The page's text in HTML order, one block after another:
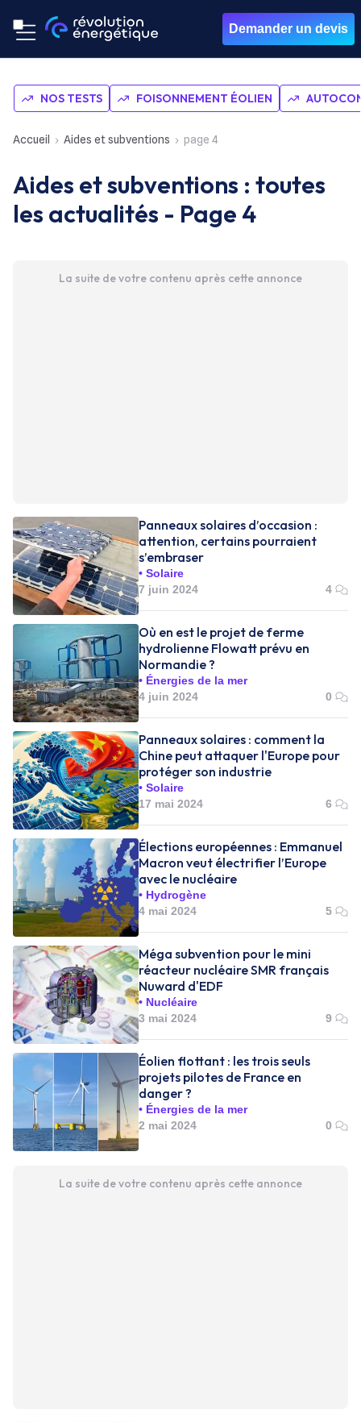
Demander un devis
NOS TESTS FOISONNEMENT ÉOLIEN
Accueil Aides et subventions page 4
Aides et subventions : toutes
les actualités - Page 4
La suite de votre contenu après cette annonce
Panneaux solaires d’occasion :
attention, certains pourraient
s’embraser
Solaire
7 juin 2024
4
Où en est le projet de ferme
hydrolienne Flowatt prévu en
Normandie ?
Énergies de la mer
4 juin 2024
0
Panneaux solaires : comment la
Chine peut attaquer l'Europe pour
protéger son industrie
Solaire
17 mai 2024
6
Élections européennes : Emmanuel
Macron veut électrifier l’Europe
avec le nucléaire
Hydrogène
4 mai 2024
5
Méga subvention pour le mini
réacteur nucléaire SMR français
Nuward d'EDF
Nucléaire
3 mai 2024
9
Éolien flottant : les trois seuls
projets pilotes de France en
danger ?
Énergies de la mer
2 mai 2024
0
La suite de votre contenu après cette annonce